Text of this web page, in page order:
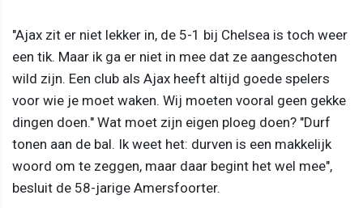
"Ajax zit er niet lekker in, de 5-1 bij Chelsea is toch weer
een tik. Maar ik ga er niet in mee dat ze aangeschoten
wild zijn. Een club als Ajax heeft altijd goede spelers
voor wie je moet waken. Wij moeten vooral geen gekke
dingen doen." Wat moet zijn eigen ploeg doen? "Durf
tonen aan de bal. Ik weet het: durven is een makkelijk
woord om te zeggen, maar daar begint het wel mee",
besluit de 58-jarige Amersfoorter.